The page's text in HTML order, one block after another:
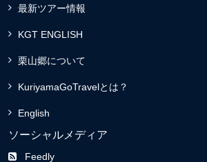
最新ツアー情報
KGT ENGLISH
栗山郷について
KuriyamaGoTravelとは？
English
ソーシャルメディア
Feedly